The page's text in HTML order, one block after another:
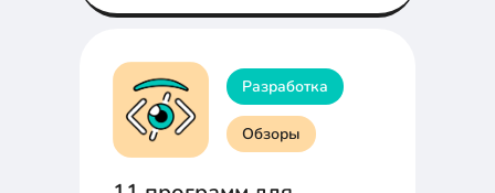
Разработка
Обзоры